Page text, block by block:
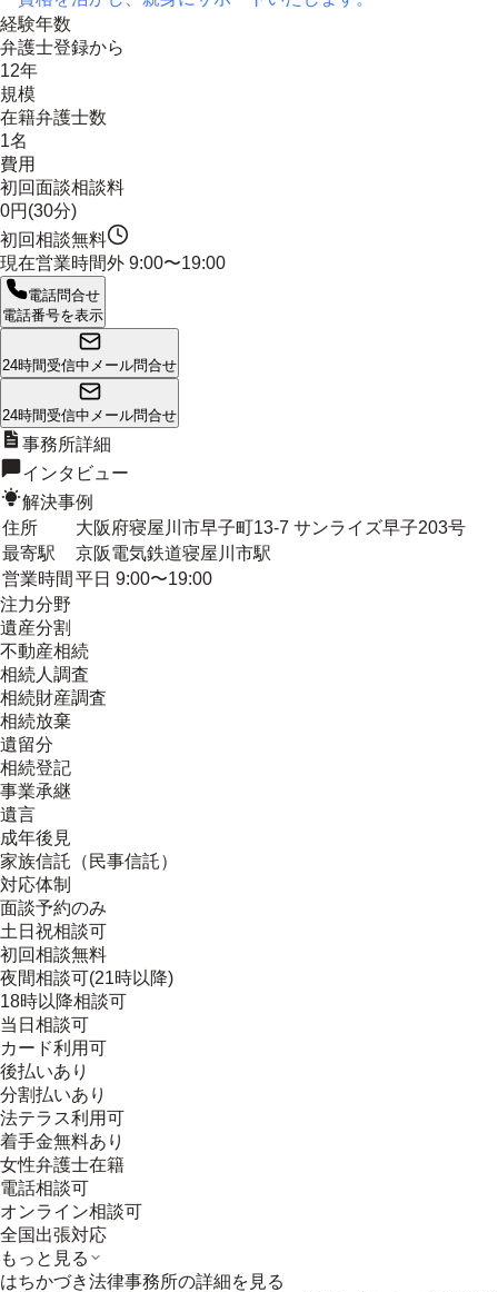
経験年数
弁護士登録から
12年
規模
在籍弁護士数
1名
費用
初回面談相談料
0円(30分)
初回相談無料
現在営業時間外 9:00〜19:00
電話問合せ
電話番号を表示
24時間受信中 メール問合せ
24時間受信中 メール問合せ
事務所詳細
インタビュー
解決事例
住所
大阪府寝屋川市早子町13-7 サンライズ早子203号
最寄駅
京阪電気鉄道寝屋川市駅
営業時間 平日 9:00〜19:00
注力分野
遺産分割
不動産相続
相続人調査
相続財産調査
相続放棄
遺留分
相続登記
事業承継
遺言
成年後見
家族信託（民事信託）
対応体制
面談予約のみ
土日祝相談可
初回相談無料
夜間相談可(21時以降)
18時以降相談可
当日相談可
カード利用可
後払いあり
分割払いあり
法テラス利用可
着手金無料あり
女性弁護士在籍
電話相談可
オンライン相談可
全国出張対応
もっと見る
はちかづき法律事務所の詳細を見る